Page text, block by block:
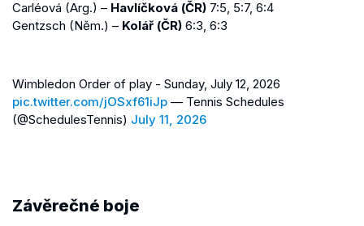
Carléová (Arg.) – Havlíčková (ČR) 7:5, 5:7, 6:4
Gentzsch (Něm.) – Kolář (ČR) 6:3, 6:3
Wimbledon Order of play - Sunday, July 12, 2026
pic.twitter.com/jOSxf61iJp — Tennis Schedules
(@SchedulesTennis) July 11, 2026
Závěrečné boje